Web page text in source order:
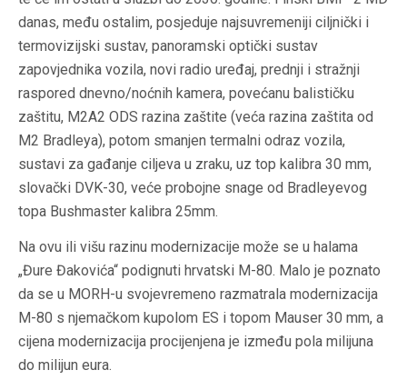
danas, među ostalim, posjeduje najsuvremeniji ciljnički i
termovizijski sustav, panoramski optički sustav
zapovjednika vozila, novi radio uređaj, prednji i stražnji
raspored dnevno/noćnih kamera, povećanu balističku
zaštitu, M2A2 ODS razina zaštite (veća razina zaštita od
M2 Bradleya), potom smanjen termalni odraz vozila,
sustavi za gađanje ciljeva u zraku, uz top kalibra 30 mm,
slovački DVK-30, veće probojne snage od Bradleyevog
topa Bushmaster kalibra 25mm.
Na ovu ili višu razinu modernizacije može se u halama
„Đure Đakovića“ podignuti hrvatski M-80. Malo je poznato
da se u MORH-u svojevremeno razmatrala modernizacija
M-80 s njemačkom kupolom ES i topom Mauser 30 mm, a
cijena modernizacija procijenjena je između pola milijuna
do milijun eura.